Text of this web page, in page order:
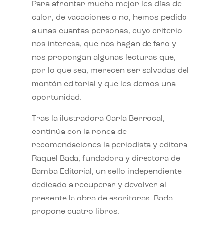
Para afrontar mucho mejor los días de
calor, de vacaciones o no, hemos pedido
a unas cuantas personas, cuyo criterio
nos interesa, que nos hagan de faro y
nos propongan algunas lecturas que,
por lo que sea, merecen ser salvadas del
montón editorial y que les demos una
oportunidad.
Tras la ilustradora Carla Berrocal,
continúa con la ronda de
recomendaciones la periodista y editora
Raquel Bada, fundadora y directora de
Bamba Editorial, un sello independiente
dedicado a recuperar y devolver al
presente la obra de escritoras. Bada
propone cuatro libros.